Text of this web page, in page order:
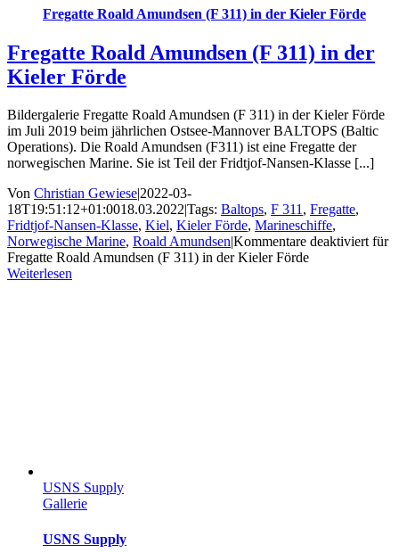
Fregatte Roald Amundsen (F 311) in der Kieler Förde
Fregatte Roald Amundsen (F 311) in der
Kieler Förde
Bildergalerie Fregatte Roald Amundsen (F 311) in der Kieler Förde
im Juli 2019 beim jährlichen Ostsee-Mannover BALTOPS (Baltic
Operations). Die Roald Amundsen (F311) ist eine Fregatte der
norwegischen Marine. Sie ist Teil der Fridtjof-Nansen-Klasse [...]
Von Christian Gewiese|2022-03-
18T19:51:12+01:0018.03.2022|Tags: Baltops, F 311 , Fregatte,
Fridtjof-Nansen-Klasse, Kiel, Kieler Förde, Marineschiffe,
Norwegische Marine, Roald Amundsen|Kommentare deaktiviert für
Fregatte Roald Amundsen (F 311) in der Kieler Förde
Weiterlesen
USNS Supply
Gallerie
USNS Supply